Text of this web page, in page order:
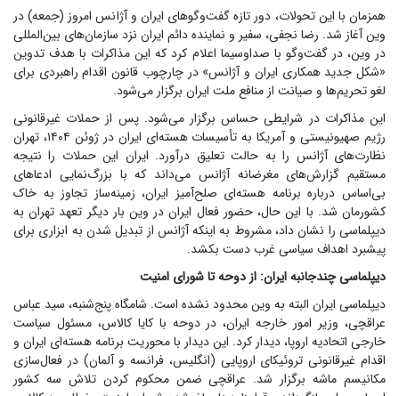
همزمان با این تحولات، دور تازه گفت‌و‌گو‌های ایران و آژانس امروز (جمعه) در
وین آغاز شد. رضا نجفی، سفیر و نماینده دائم ایران نزد سازمان‌های بین‌المللی
در وین، در گفت‌و‌گو با صداوسیما اعلام کرد که این مذاکرات با هدف تدوین
«شکل جدید همکاری ایران و آژانس» در چارچوب قانون اقدام راهبردی برای
لغو تحریم‌ها و صیانت از منافع ملت ایران برگزار می‌شود.
این مذاکرات در شرایطی حساس برگزار می‌شود. پس از حملات غیرقانونی
رژیم صهیونیستی و آمریکا به تأسیسات هسته‌ای ایران در ژوئن ۱۴۰۴، تهران
نظارت‌های آژانس را به حالت تعلیق درآورد. ایران این حملات را نتیجه
مستقیم گزارش‌های مغرضانه آژانس می‌داند که با بزرگ‌نمایی ادعا‌های
بی‌اساس درباره برنامه هسته‌ای صلح‌آمیز ایران، زمینه‌ساز تجاوز به خاک
کشورمان شد. با این حال، حضور فعال ایران در وین بار دیگر تعهد تهران به
دیپلماسی را نشان داد، مشروط به اینکه آژانس از تبدیل شدن به ابزاری برای
پیشبرد اهداف سیاسی غرب دست بکشد.
دیپلماسی چندجانبه ایران: از دوحه تا شورای امنیت
دیپلماسی ایران البته به وین محدود نشده است. شامگاه پنج‌شنبه، سید عباس
عراقچی، وزیر امور خارجه ایران، در دوحه با کایا کالاس، مسئول سیاست
خارجی اتحادیه اروپا، دیدار کرد. این دیدار با محوریت برنامه هسته‌ای ایران و
اقدام غیرقانونی تروئیکای اروپایی (انگلیس، فرانسه و آلمان) در فعال‌سازی
مکانیسم ماشه برگزار شد. عراقچی ضمن محکوم کردن تلاش سه کشور